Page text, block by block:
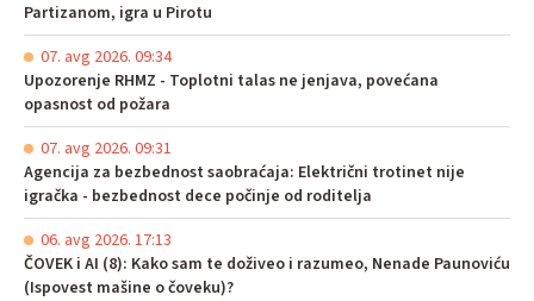
Partizanom, igra u Pirotu
07. avg 2026. 09:34
Upozorenje RHMZ - Toplotni talas ne jenjava, povećana
opasnost od požara
07. avg 2026. 09:31
Agencija za bezbednost saobraćaja: Električni trotinet nije
igračka - bezbednost dece počinje od roditelja
06. avg 2026. 17:13
ČOVEK i AI (8): Kako sam te doživeo i razumeo, Nenade Paunoviću
(Ispovest mašine o čoveku)?